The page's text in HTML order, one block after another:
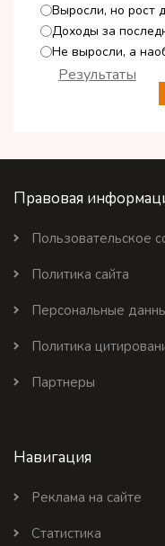
Выросли, но рост
Доходы за
Не выросли, а
Результаты
Правовая
Пользовательское
Политика сайта
Персональные
Политика
Партнеры
Навигация
Реклама на сайте
Статистика